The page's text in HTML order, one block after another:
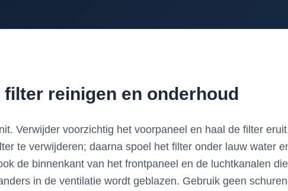
reinigen en onderhoud
Verwijder voorzichtig het voorpaneel en haal de filter
te verwijderen; daarna spoel het filter onder lauw water
de binnenkant van het frontpaneel en de luchtkanalen
in de ventilatie wordt geblazen. Gebruik geen